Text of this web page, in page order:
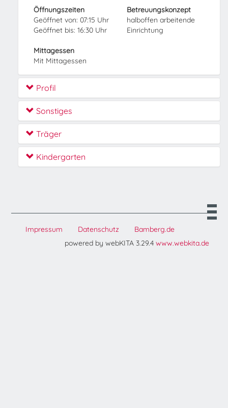
Öffnungszeiten
Geöffnet von: 07:15 Uhr
Geöffnet bis: 16:30 Uhr
Mittagessen
Mit Mittagessen
Betreuungskonzept
halboffen arbeitende
Einrichtung
Profil
Sonstiges
Träger
Kindergarten
Impressum Datenschutz
Bamberg.de
powered by webKITA 3.29.4 www.webkita.de